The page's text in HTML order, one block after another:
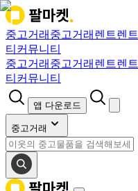
중고거래 중고거래 렌트렌트
티 커뮤니티
중고거래 중고거래 렌트렌트
티 커뮤니티
앱 다운로드
중고거래